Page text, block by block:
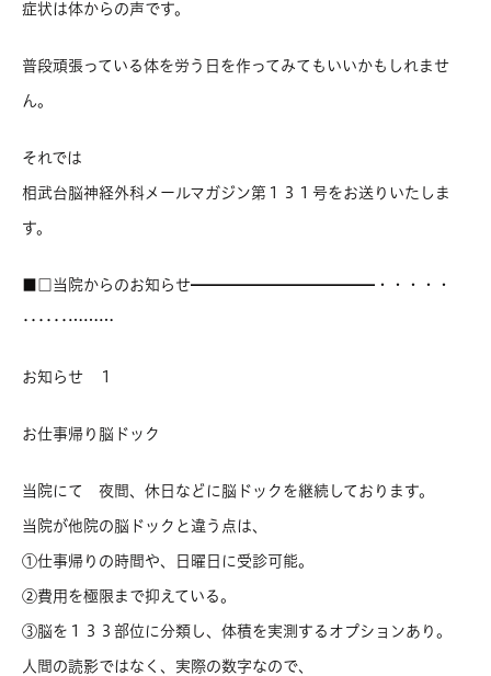
症状は体からの声です。
普段頑張っている体を労う日を作ってみてもいいかもしれませ
ん。
それでは
相武台脳神経外科メールマガジン第１３１号をお送りいたしま
す。
■□当院からのお知らせ━━━━━━━━━━━━・・・・・
‥‥‥………
お知らせ １
お仕事帰り脳ドック
当院にて 夜間、休日などに脳ドックを継続しております。
当院が他院の脳ドックと違う点は、
①仕事帰りの時間や、日曜日に受診可能。
②費用を極限まで抑えている。
③脳を１３３部位に分類し、体積を実測するオプションあり。
人間の読影ではなく、実際の数字なので、